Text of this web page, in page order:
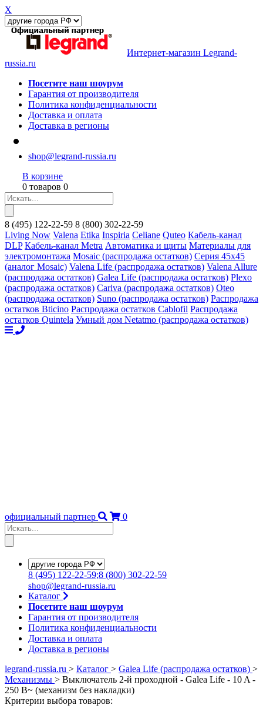
X
Интернет-магазин Legrand-
russia.ru
Посетите наш шоурум
Гарантия от производителя
Политика конфиденциальности
Доставка и оплата
Доставка в регионы
shop@legrand-russia.ru
В корзине
0 товаров 0
8 (495) 122-22-59 8 (800) 302-22-59
Living Now Valena Etika Inspiria Celiane Quteo Кабель-канал
DLP Кабель-канал Metra Автоматика и щиты Материалы для
электромонтажа Mosaic (распродажа остатков) Серия 45х45
(аналог Mosaic) Valena Life (распродажа остатков) Valena Allure
(распродажа остатков) Galea Life (распродажа остатков) Plexo
(распродажа остатков) Cariva (распродажа остатков) Oteo
(распродажа остатков) Suno (распродажа остатков) Распродажа
остатков Bticino Распродажа остатков Cablofil Распродажа
остатков Quintela Умный дом Netatmo (распродажа остатков)
официальный партнер 0
8 (495) 122-22-59;8 (800) 302-22-59
shop@legrand-russia.ru
Каталог
Посетите наш шоурум
Гарантия от производителя
Политика конфиденциальности
Доставка и оплата
Доставка в регионы
legrand-russia.ru > Каталог > Galea Life (распродажа остатков) >
Механизмы > Выключатель 2-й проходной - Galea Life - 10 A -
250 В~ (механизм без накладки)
Критерии выбора товаров: